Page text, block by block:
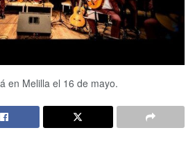
en Melilla el 16 de mayo.